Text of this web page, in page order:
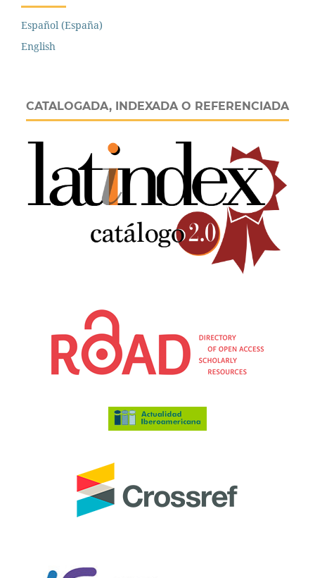
Español (España)
English
CATALOGADA, INDEXADA O REFERENCIADA